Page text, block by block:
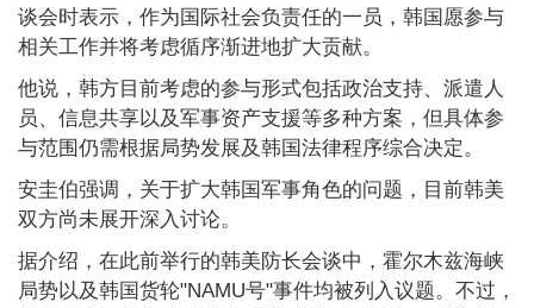
谈会时表示，作为国际社会负责任的一员，韩国愿参与
相关工作并将考虑循序渐进地扩大贡献。
他说，韩方目前考虑的参与形式包括政治支持、派遣人
员、信息共享以及军事资产支援等多种方案，但具体参
与范围仍需根据局势发展及韩国法律程序综合决定。
安圭伯强调，关于扩大韩国军事角色的问题，目前韩美
双方尚未展开深入讨论。
据介绍，在此前举行的韩美防长会谈中，霍尔木兹海峡
局势以及韩国货轮"NAMU号"事件均被列入议题。不过，